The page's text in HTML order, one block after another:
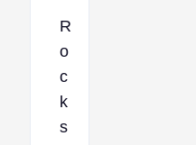
R
o
c
k
s